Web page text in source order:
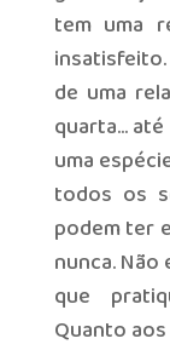
tem uma
de uma
quarta…
uma
todos os
podem ter
nunca.
que
Quanto